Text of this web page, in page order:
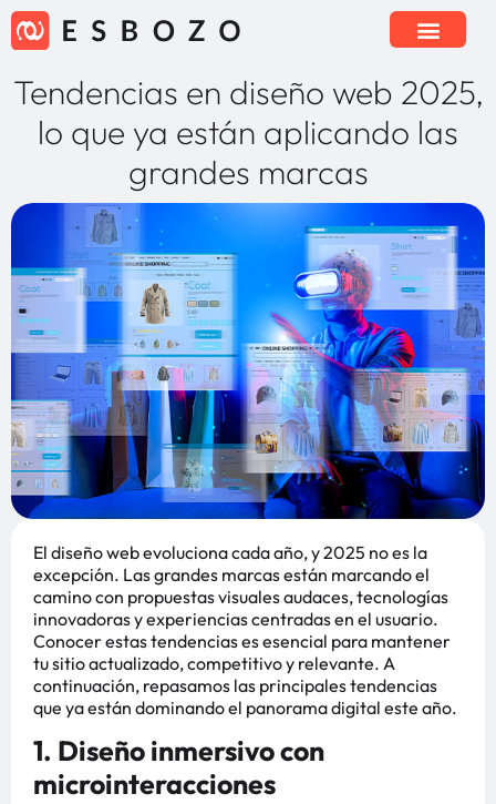
Tendencias en diseño web 2025,
lo que ya están aplicando las
grandes marcas
El diseño web evoluciona cada año, y 2025 no es la
excepción. Las grandes marcas están marcando el
camino con propuestas visuales audaces, tecnologías
innovadoras y experiencias centradas en el usuario.
Conocer estas tendencias es esencial para mantener
tu sitio actualizado, competitivo y relevante. A
continuación, repasamos las principales tendencias
que ya están dominando el panorama digital este año.
1. Diseño inmersivo con
microinteracciones